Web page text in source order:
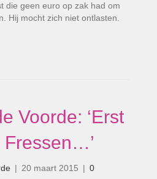
die geen euro op zak had om
Hij mocht zich niet ontlasten.
Voorde: ‘Erst
Fressen…’
| 20 maart 2015 | 0